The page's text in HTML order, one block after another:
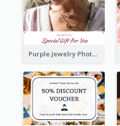
Purple Jewelry Photo Special Gift For You Gift Card